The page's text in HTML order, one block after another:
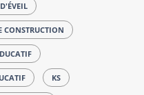
CONSTRUCTION
KS